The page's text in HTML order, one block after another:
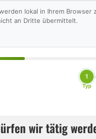
lokal in Ihrem
an Dritte übermittelt.
1
Typ
wir tätig